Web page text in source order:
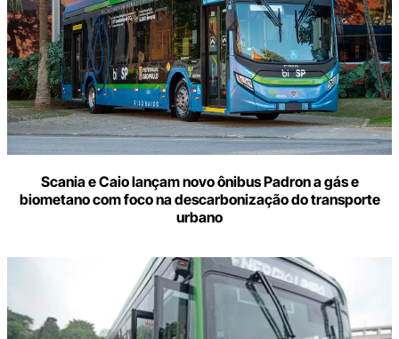
Scania e Caio lançam novo ônibus Padron a gás e
biometano com foco na descarbonização do transporte
urbano